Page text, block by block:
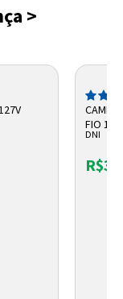
>
FIO
DNI